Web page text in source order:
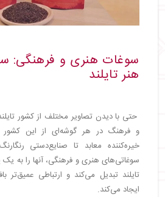
سوغات هنری و فرهنگی:
هنر تایلند
حتی با دیدن تصاویر مختلف از کشور
و فرهنگ در هر گوشه‌ای از این
خیره‌کننده معابد تا صنایع‌دستی
سوغاتی‌های هنری و فرهنگی، آنها را به یک
تایلند تبدیل می‌کند و ارتباطی عمیق‌تر
ایجاد می‌کند.